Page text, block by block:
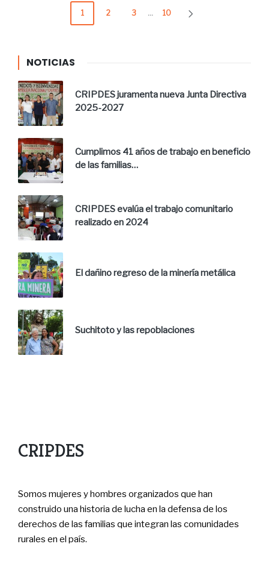
1 2 3 … 10
NOTICIAS
CRIPDES juramenta nueva Junta Directiva
2025-2027
Cumplimos 41 años de trabajo en beneficio
de las familias…
CRIPDES evalúa el trabajo comunitario
realizado en 2024
El dañino regreso de la minería metálica
Suchitoto y las repoblaciones
CRIPDES
Somos mujeres y hombres organizados que han
construido una historia de lucha en la defensa de los
derechos de las familias que integran las comunidades
rurales en el país.